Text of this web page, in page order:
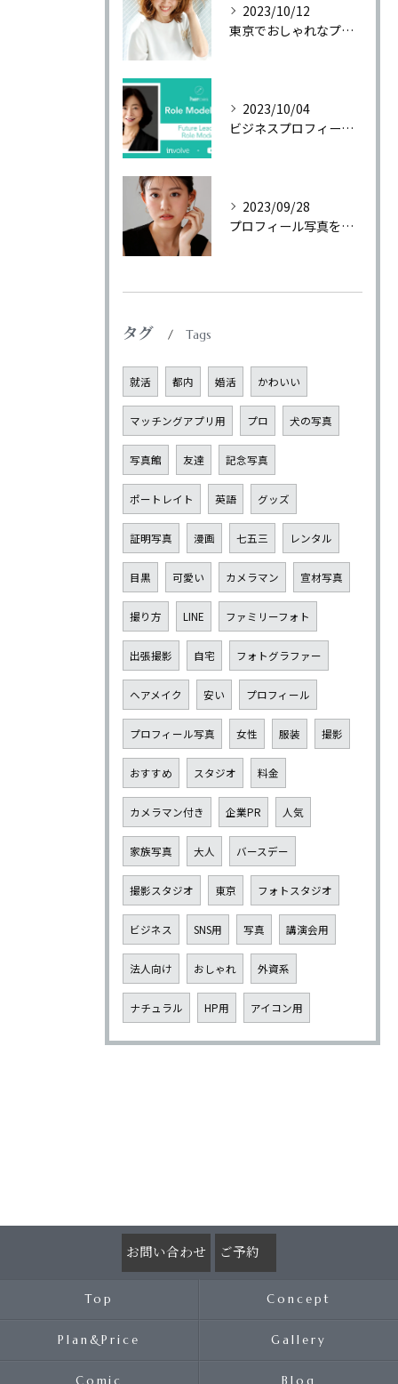
2023/10/12
東京でおしゃれなプロフィール写真
2023/10/04
ビジネスプロフィール写真
2023/09/28
プロフィール写真を東京でおしゃれに撮影
タグ Tags
就活 都内 婚活 かわいい
マッチングアプリ用 プロ 犬の写真
写真館 友達 記念写真
ポートレイト 英語 グッズ
証明写真 漫画 七五三 レンタル
目黒 可愛い カメラマン 宣材写真
撮り方 LINE ファミリーフォト
出張撮影 自宅 フォトグラファー
ヘアメイク 安い プロフィール
プロフィール写真 女性 服装 撮影
おすすめ スタジオ 料金
カメラマン付き 企業PR 人気
家族写真 大人 バースデー
撮影スタジオ 東京 フォトスタジオ
ビジネス SNS用 写真 講演会用
法人向け おしゃれ 外資系
ナチュラル HP用 アイコン用
お問い合わせ ご予約
Top Concept
Plan&Price Gallery
Comic Blog